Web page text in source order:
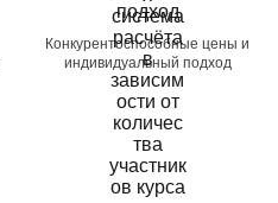
Конкурентоспособные цены и
индивидуальный подход